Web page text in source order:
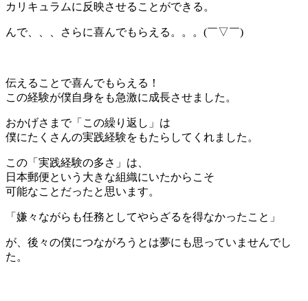
カリキュラムに反映させることができる。
んで、、、さらに喜んでもらえる。。。(￣▽￣)
伝えることで喜んでもらえる！
この経験が僕自身をも急激に成長させました。
おかげさまで「この繰り返し」は
僕にたくさんの実践経験をもたらしてくれました。
この「実践経験の多さ」は、
日本郵便という大きな組織にいたからこそ
可能なことだったと思います。
「嫌々ながらも任務としてやらざるを得なかったこと」
が、後々の僕につながろうとは夢にも思っていませんでし
た。